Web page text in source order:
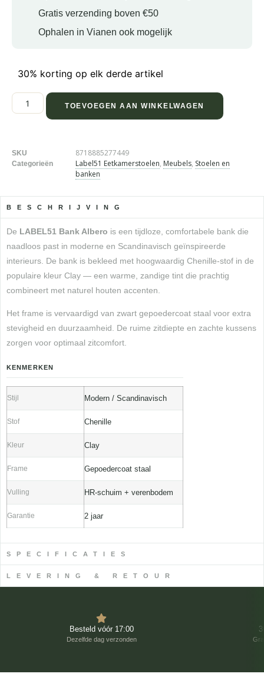
Gratis verzending boven €50
Ophalen in Vianen ook mogelijk
30% korting op elk derde artikel
TOEVOEGEN AAN WINKELWAGEN
SKU 8718885277449
Categorieën Label51 Eetkamerstoelen, Meubels, Stoelen en
banken
BESCHRIJVING
De LABEL51 Bank Albero is een tijdloze, comfortabele bank die
naadloos past in moderne en Scandinavisch geïnspireerde
interieurs. De bank is bekleed met hoogwaardig Chenille-stof in de
populaire kleur Clay — een warme, zandige tint die prachtig
combineert met naturel houten accenten.
Het frame is vervaardigd van zwart gepoedercoat staal voor extra
stevigheid en duurzaamheid. De ruime zitdiepte en zachte kussens
zorgen voor optimaal zitcomfort.
KENMERKEN
Stijl Modern / Scandinavisch
Stof Chenille
Kleur Clay
Frame Gepoedercoat staal
Vulling HR-schuim + verenbodem
Garantie 2 jaar
SPECIFICATIES
LEVERING & RETOUR
Besteld vóór 17:00
Dezelfde dag verzonden